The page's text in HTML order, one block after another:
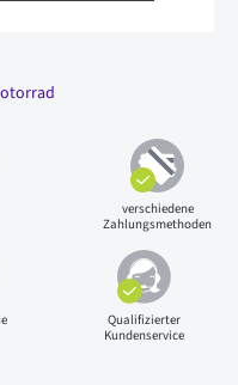
verschiedene
Zahlungsmethoden
Qualifizierter
Kundenservice